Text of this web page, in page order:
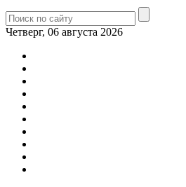
Четверг, 06 августа 2026